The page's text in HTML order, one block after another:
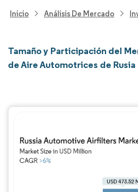
Inicio Análisis De Mercado
Tamaño y Participación del
de Aire Automotrices de Rusia